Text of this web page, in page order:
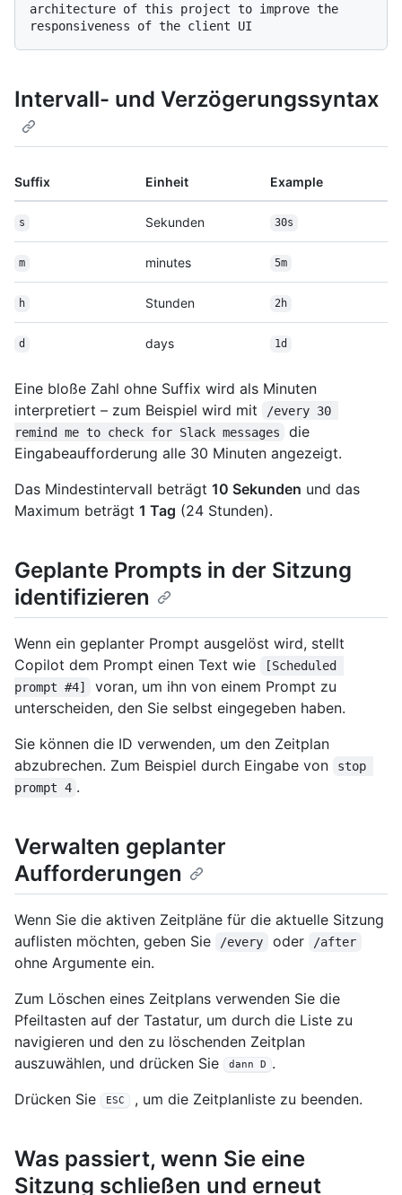
architecture of this project to improve the
Intervall- und Verzögerungssyntax
Suffix Einheit Example
s Sekunden 30s
m minutes 5m
h Stunden 2h
d days 1d
Eine bloße Zahl ohne Suffix wird als Minuten
interpretiert – zum Beispiel wird mit
/every 30
remind me to check for Slack messages
die
Eingabeaufforderung alle 30 Minuten angezeigt.
Das Mindestintervall beträgt 10 Sekunden und das
Maximum beträgt 1 Tag (24 Stunden).
Geplante Prompts in der Sitzung
identifizieren
Wenn ein geplanter Prompt ausgelöst wird, stellt
Copilot dem Prompt einen Text wie
[Scheduled
prompt #4]
voran, um ihn von einem Prompt zu
unterscheiden, den Sie selbst eingegeben haben.
Sie können die ID verwenden, um den Zeitplan
abzubrechen. Zum Beispiel durch Eingabe von
stop
prompt 4 .
Verwalten geplanter
Aufforderungen
Wenn Sie die aktiven Zeitpläne für die aktuelle Sitzung
auflisten möchten, geben Sie
/every oder /after
ohne Argumente ein.
Zum Löschen eines Zeitplans verwenden Sie die
Pfeiltasten auf der Tastatur, um durch die Liste zu
navigieren und den zu löschenden Zeitplan
auszuwählen, und drücken Sie
dann D
.
Drücken Sie
ESC , um die Zeitplanliste zu beenden.
Was passiert, wenn Sie eine
Sitzung schließen und erneut